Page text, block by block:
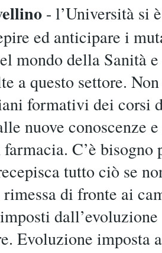
- l’Università si
ed anticipare i
mondo della Sanità
a questo settore. Non
formativi dei corsi
nuove conoscenze
C’è bisogno
tutto ciò se
di fronte ai
Evoluzione imposta